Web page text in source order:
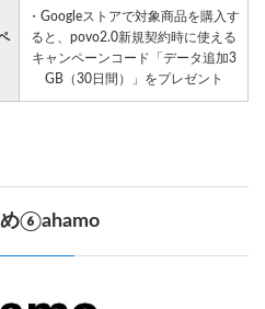
・Googleストアで対象商品を購入す
ると、povo2.0新規契約時に使える
キャンペーンコード「データ追加3
GB（30日間）」をプレゼント
⑥ahamo